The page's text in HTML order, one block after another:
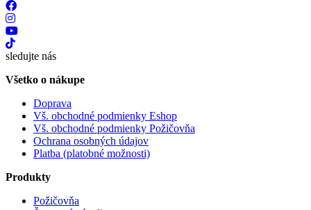
sledujte nás
Všetko o nákupe
Doprava
Vš. obchodné podmienky Eshop
Vš. obchodné podmienky Požičovňa
Ochrana osobných údajov
Platba (platobné možnosti)
Produkty
Požičovňa